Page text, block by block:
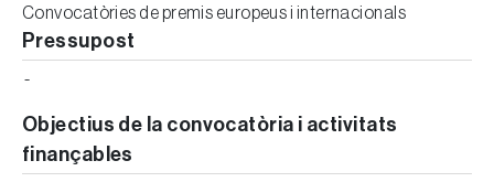
Convocatòries de premis europeus i internacionals
Pressupost
-
Objectius de la convocatòria i activitats
finançables